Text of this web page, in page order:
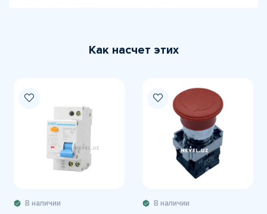
Как насчет этих
В наличии В наличии